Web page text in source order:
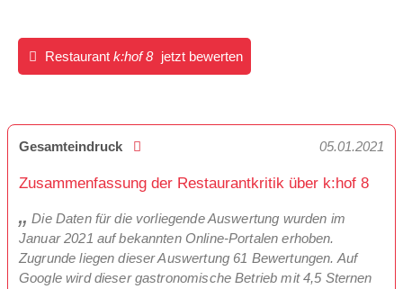
Restaurant k:hof 8 jetzt bewerten
Gesamteindruck 05.01.2021
Zusammenfassung der Restaurantkritik über k:hof 8
Die Daten für die vorliegende Auswertung wurden im
Januar 2021 auf bekannten Online-Portalen erhoben.
Zugrunde liegen dieser Auswertung 61 Bewertungen. Auf
Google wird dieser gastronomische Betrieb mit 4,5 Sternen